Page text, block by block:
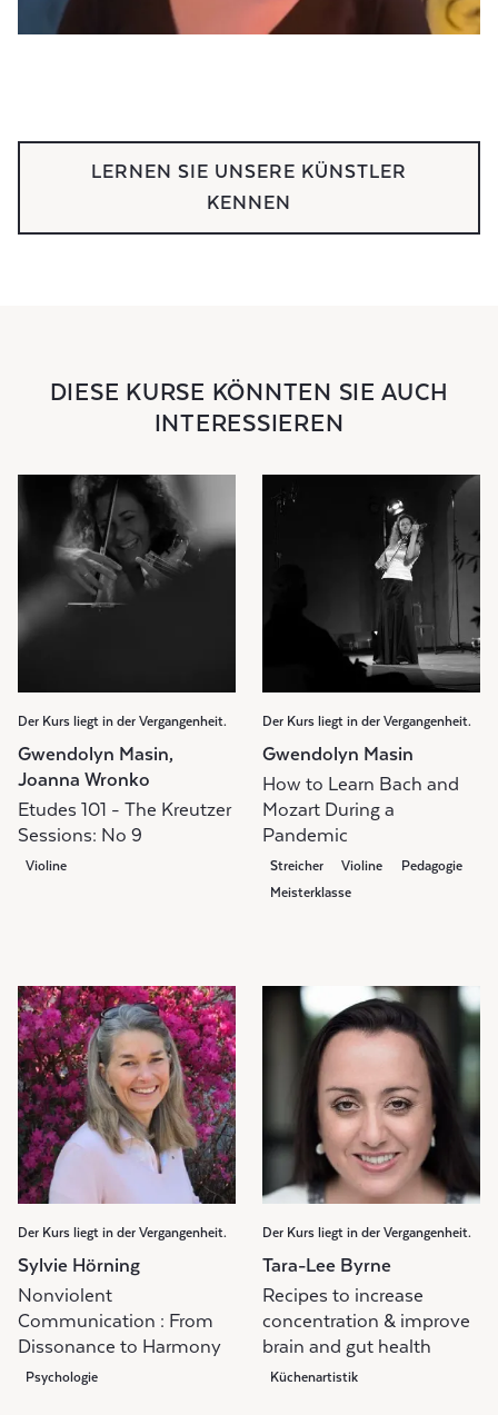
LERNEN SIE UNSERE KÜNSTLER
KENNEN
DIESE KURSE KÖNNTEN SIE AUCH
INTERESSIEREN
Der Kurs liegt in der Vergangenheit.
Gwendolyn Masin,
Joanna Wronko
Etudes 101 - The Kreutzer
Sessions: No 9
Violine
Der Kurs liegt in der Vergangenheit.
Gwendolyn Masin
How to Learn Bach and
Mozart During a
Pandemic
Streicher Violine
Pedagogie
Meisterklasse
Der Kurs liegt in der Vergangenheit.
Sylvie Hörning
Nonviolent
Communication : From
Dissonance to Harmony
Psychologie
Der Kurs liegt in der Vergangenheit.
Tara-Lee Byrne
Recipes to increase
concentration & improve
brain and gut health
Küchenartistik